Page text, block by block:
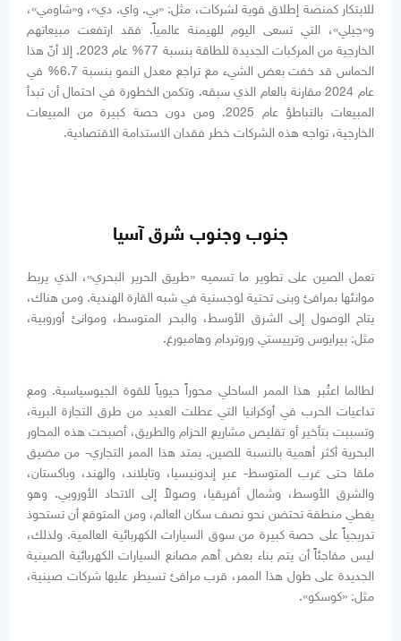
للابتكار كمنصة إطلاق قوية لشركات، مثل: «بي. واي. دي»، و«شاومي»،
و«جيلي»، التي تسعى اليوم للهيمنة عالمياً. فقد ارتفعت مبيعاتهم
الخارجية من المركبات الجديدة للطاقة بنسبة 77% عام 2023. إلا أنّ هذا
الحماس قد خفت بعض الشيء مع تراجع معدل النمو بنسبة 6.7% في
عام 2024 مقارنة بالعام الذي سبقه. وتكمن الخطورة في احتمال أن تبدأ
المبيعات بالتباطؤ عام 2025. ومن دون حصة كبيرة من المبيعات
الخارجية، تواجه هذه الشركات خطر فقدان الاستدامة الاقتصادية.
جنوب وجنوب شرق آسيا
تعمل الصين على تطوير ما تسميه «طريق الحرير البحري»، الذي يربط
موانئها بمرافئ وبنى تحتية لوجستية في شبه القارة الهندية. ومن هناك،
يتاح الوصول إلى الشرق الأوسط، والبحر المتوسط، وموانئ أوروبية،
مثل: بيرايوس وترييستي وروتردام وهامبورغ.
لطالما اعتُبر هذا الممر الساحلي محوراً حيوياً للقوة الجيوسياسية. ومع
تداعيات الحرب في أوكرانيا التي عطلت العديد من طرق التجارة البرية،
وتسببت بتأخير أو تقليص مشاريع الحزام والطريق، أصبحت هذه المحاور
البحرية أكثر أهمية بالنسبة للصين. يمتد هذا الممر التجاري- من مضيق
ملقا حتى غرب المتوسط- عبر إندونيسيا، وتايلاند، والهند، وباكستان،
والشرق الأوسط، وشمال أفريقيا، وصولاً إلى الاتحاد الأوروبي. وهو
يغطي منطقة تحتضن نحو نصف سكان العالم، ومن المتوقع أن تستحوذ
تدريجياً على حصة كبيرة من سوق السيارات الكهربائية العالمية. ولذلك،
ليس مفاجئاً أن يتم بناء بعض أهم مصانع السيارات الكهربائية الصينية
الجديدة على طول هذا الممر، قرب مرافئ تسيطر عليها شركات صينية،
مثل: «كوسكو».